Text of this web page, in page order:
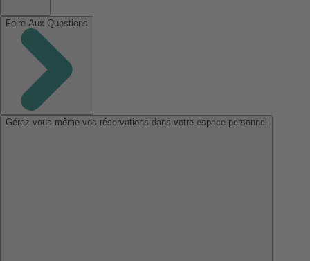
Foire Aux Questions
Gérez vous-même vos réservations dans votre espace personnel